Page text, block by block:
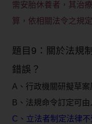
需安胎休養者，其治
算，依相關法令之規
題目9：關於法規
錯誤？
A、行政機關研擬草
B、法規命令訂定可
C、立法者制定法律